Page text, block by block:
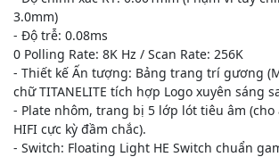
3.0mm)
- Độ trễ: 0.08ms
0 Polling Rate: 8K Hz / Scan Rate: 256K
- Thiết kế Ấn tượng: Bảng trang trí gương
chữ TITANELITE tích hợp Logo xuyên sáng
- Plate nhôm, trang bị 5 lớp lót tiêu âm
HIFI cực kỳ đầm chắc).
- Switch: Floating Light HE Switch chuẩn